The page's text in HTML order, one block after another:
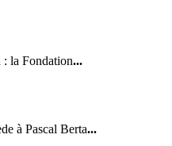
: la Fondation...
à Pascal Berta...